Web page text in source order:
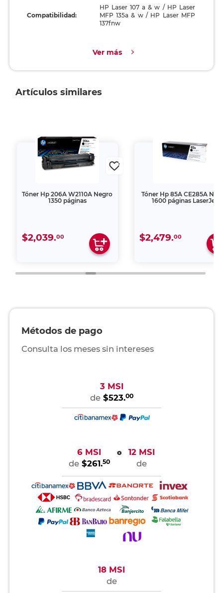
Compatibilidad:
HP Laser 107 a & w / HP Laser
MFP 135a & w / HP Laser MFP
137fnw
Ver más
Artículos similares
Tóner Hp 206A W2110A Negro
1350 páginas
$2,039.00
Tóner Hp 85A CE285A
1600 páginas LaserJet
$2,479.00
Métodos de pago
Consulta los meses sin intereses
3 MSI
de $523.00
6 MSI
de $261.50
o
12 MSI
de
18 MSI
de